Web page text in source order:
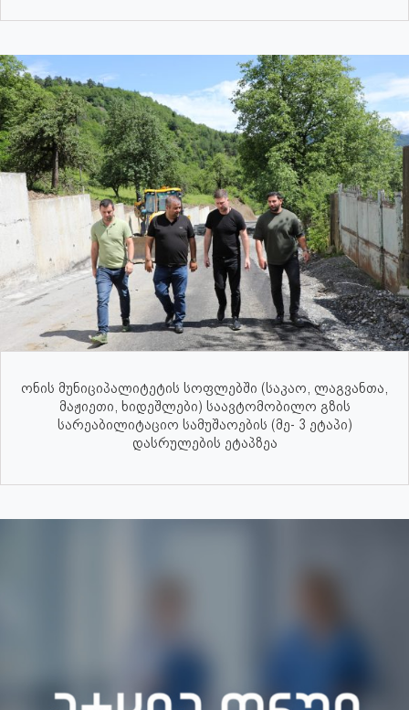
ონის მუნიციპალიტეტის სოფლებში (საკაო, ლაგვანთა,
მაჟიეთი, ხიდეშლები) საავტომობილო გზის
სარეაბილიტაციო სამუშაოების (მე- 3 ეტაპი)
დასრულების ეტაპზეა